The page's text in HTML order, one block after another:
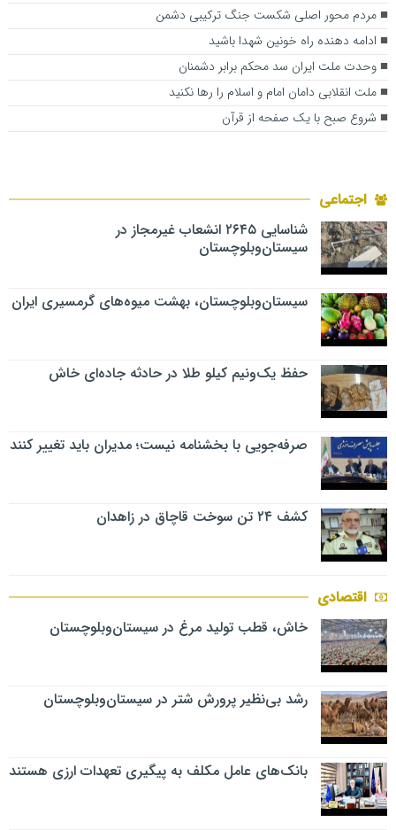
مردم محور اصلی شکست جنگ ترکیبی دشمن
ادامه دهنده راه خونین شهدا باشید
وحدت ملت ایران سد محکم برابر دشمنان
ملت انقلابی دامان امام و اسلام را رها نکنید
شروع صبح با یک صفحه از قرآن
اجتماعی
شناسایی ۲۶۴۵ انشعاب غیرمجاز در
سیستان‌وبلوچستان
سیستان‌وبلوچستان، بهشت میوه‌های گرمسیری ایران
حفظ یک‌ونیم کیلو طلا در حادثه جاده‌ای خاش
صرفه‌جویی با بخشنامه نیست؛ مدیران باید تغییر کنند
کشف ۲۴ تن سوخت قاچاق در زاهدان
اقتصادی
خاش، قطب تولید مرغ در سیستان‌وبلوچستان
رشد بی‌نظیر پرورش شتر در سیستان‌وبلوچستان
بانک‌های عامل مکلف به پیگیری تعهدات ارزی هستند